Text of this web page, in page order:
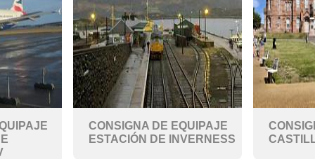
CONSIGNA DE EQUIPAJE
ESTACIÓN DE INVERNESS